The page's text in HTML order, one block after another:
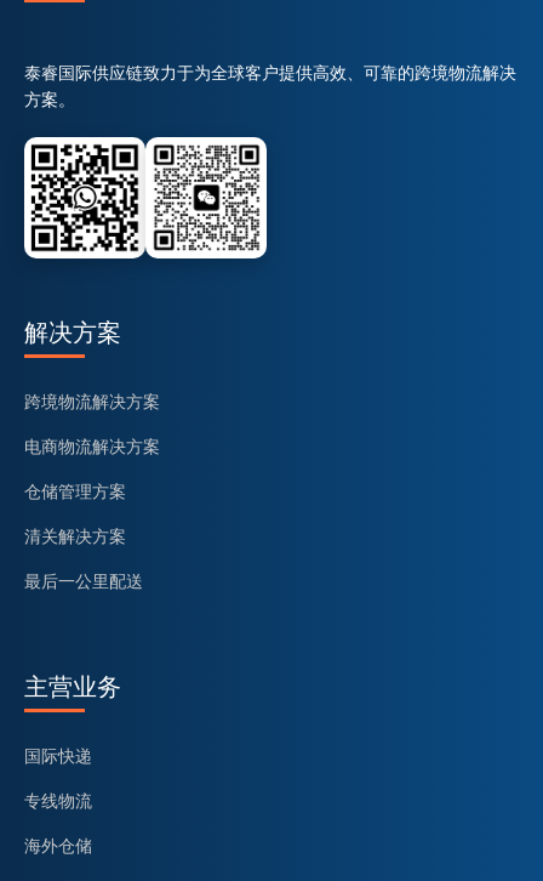
泰睿国际供应链致力于为全球客户提供高效、可靠的跨境物流解决
方案。
解决方案
跨境物流解决方案
电商物流解决方案
仓储管理方案
清关解决方案
最后一公里配送
主营业务
国际快递
专线物流
海外仓储